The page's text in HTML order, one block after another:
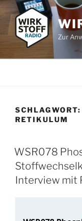
Zum
Inhalt
springen
Zur
SCHLAGWORT:
RETIKULUM
WSR078
Interview mit